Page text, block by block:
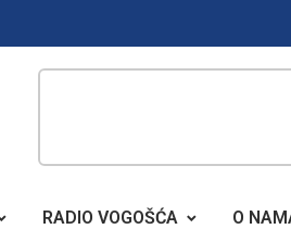
RADIO VOGOŠĆA O